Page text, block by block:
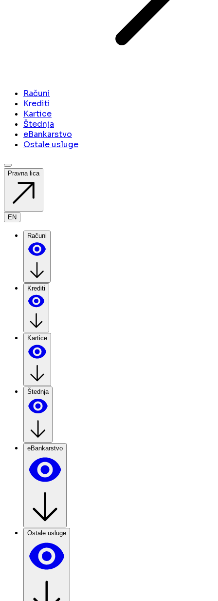
Računi
Krediti
Kartice
Štednja
eBankarstvo
Ostale usluge
Pravna lica
EN
Računi
Krediti
Kartice
Štednja
eBankarstvo
Ostale usluge